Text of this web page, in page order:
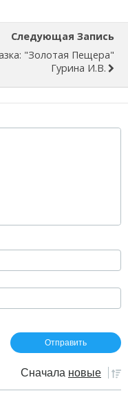
Следующая Запись
"Золотая Пещера"
Гурина И.В.
Сначала новые